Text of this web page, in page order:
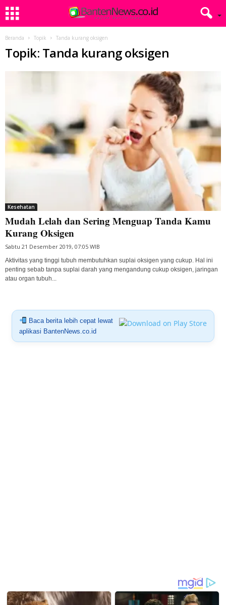
Beranda Topik Tanda kurang oksigen
Topik: Tanda kurang oksigen
Kesehatan
Mudah Lelah dan Sering Menguap Tanda Kamu
Kurang Oksigen
Sabtu 21 Desember 2019, 07:05 WIB
Aktivitas yang tinggi tubuh membutuhkan suplai oksigen yang cukup. Hal ini
penting sebab tanpa suplai darah yang mengandung cukup oksigen, jaringan
atau organ tubuh...
Baca berita lebih cepat lewat
aplikasi BantenNews.co.id